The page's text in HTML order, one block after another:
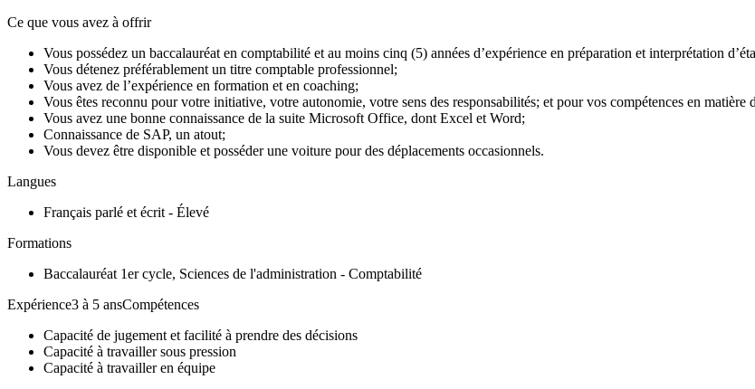
Ce que vous avez à offrir
Vous possédez un baccalauréat en comptabilité et au moins cinq (5) années d’expérience en préparation et interprétation
Vous détenez préférablement un titre comptable professionnel;
Vous avez de l’expérience en formation et en coaching;
Vous êtes reconnu pour votre initiative, votre autonomie, votre sens des responsabilités; et pour vos compétences en matière
Vous avez une bonne connaissance de la suite Microsoft Office, dont Excel et Word;
Connaissance de SAP, un atout;
Vous devez être disponible et posséder une voiture pour des déplacements occasionnels.
Langues
Français parlé et écrit - Élevé
Formations
Baccalauréat 1er cycle, Sciences de l'administration - Comptabilité
Expérience3 à 5 ansCompétences
Capacité de jugement et facilité à prendre des décisions
Capacité à travailler sous pression
Capacité à travailler en équipe